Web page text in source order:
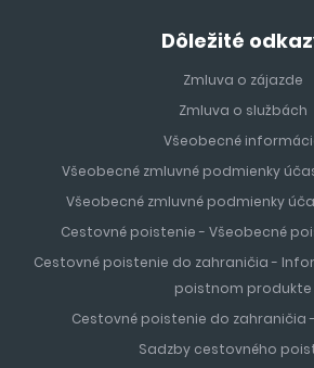
Dôležité
Zmluva o zájazde
Zmluva o službách
Všeobecné
Všeobecné zmluvné podmienky
Všeobecné zmluvné podmienky
Cestovné poistenie - Všeobecné
Cestovné poistenie do zahraničia -
poistnom produkte
Cestovné poistenie do zahraničia
Sadzby cestovného